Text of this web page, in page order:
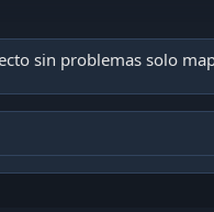
hard reset con un clip en el
un wype factory reset.
configurar Android tv en el
diga conexión ethernet
con la configuración, más
sin problemas solo